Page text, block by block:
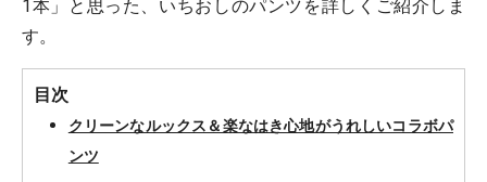
1本」と思った、いちおしのパンツを詳しくご紹介しま
す。
目次
クリーンなルックス＆楽なはき心地がうれしいコラボパ
ンツ